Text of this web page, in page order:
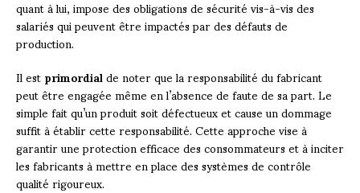
quant à lui, impose des obligations de sécurité vis-à-vis des
salariés qui peuvent être impactés par des défauts de
production.
Il estprimordialde noter que la responsabilité du fabricant
peut être engagée même en l’absence de faute de sa part. Le
simple fait qu’un produit soit défectueux et cause un dommage
suffit à établir cette responsabilité. Cette approche vise à
garantir une protection efficace des consommateurs et à inciter
les fabricants à mettre en place des systèmes de contrôle
qualité rigoureux.